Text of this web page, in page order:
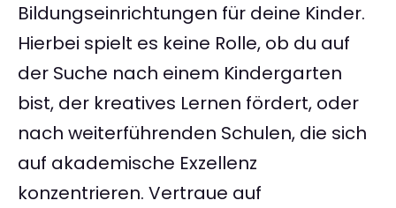
Bildungseinrichtungen für deine Kinder.
Hierbei spielt es keine Rolle, ob du auf
der Suche nach einem Kindergarten
bist, der kreatives Lernen fördert, oder
nach weiterführenden Schulen, die sich
auf akademische Exzellenz
konzentrieren. Vertraue auf